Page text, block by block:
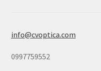
info@cvoptica.com
0997759552